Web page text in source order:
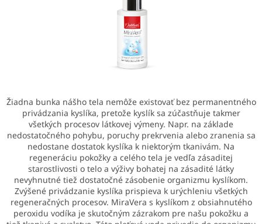
Žiadna bunka nášho tela nemôže existovať bez permanentného
privádzania kyslíka, pretože kyslík sa zúčastňuje takmer
všetkých procesov látkovej výmeny. Napr. na základe
nedostatočného pohybu, poruchy prekrvenia alebo zranenia sa
nedostane dostatok kyslíka k niektorým tkanivám. Na
regeneráciu pokožky a celého tela je vedľa zásaditej
starostlivosti o telo a výživy bohatej na zásadité látky
nevyhnutné tiež dostatočné zásobenie organizmu kyslíkom.
Zvýšené privádzanie kyslíka prispieva k urýchleniu všetkých
regeneračných procesov. MiraVera s kyslíkom z obsiahnutého
peroxidu vodíka je skutočným zázrakom pre našu pokožku a